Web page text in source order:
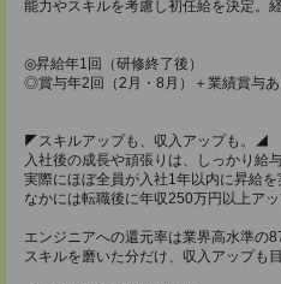
能力やスキルを考慮し初任給を決定。
◎昇給年1回（研修終了後）
◎賞与年2回（2月・8月）＋業績賞与あ
◤スキルアップも、収入アップも。◢
入社後の成長や頑張りは、しっかり給
実際にほぼ全員が入社1年以内に昇給を
なかには転職後に年収250万円以上アッ
エンジニアへの還元率は業界高水準の
スキルを磨いた分だけ、収入アップも